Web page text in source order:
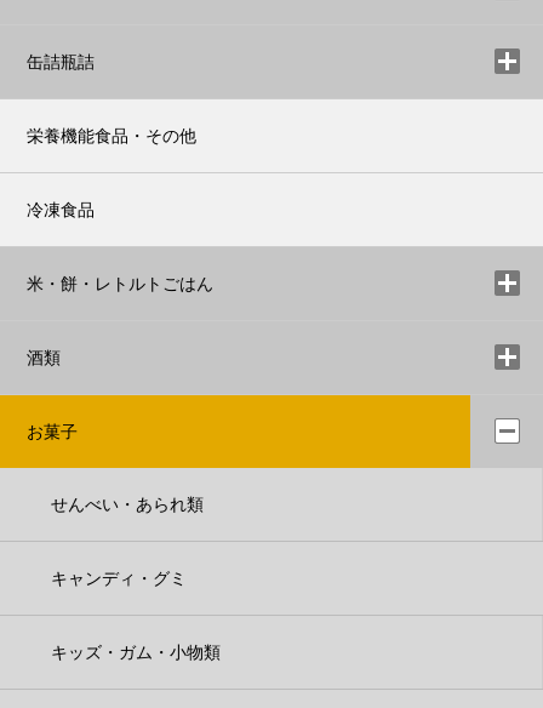
缶詰瓶詰
栄養機能食品・その他
冷凍食品
米・餅・レトルトごはん
酒類
お菓子
せんべい・あられ類
キャンディ・グミ
キッズ・ガム・小物類